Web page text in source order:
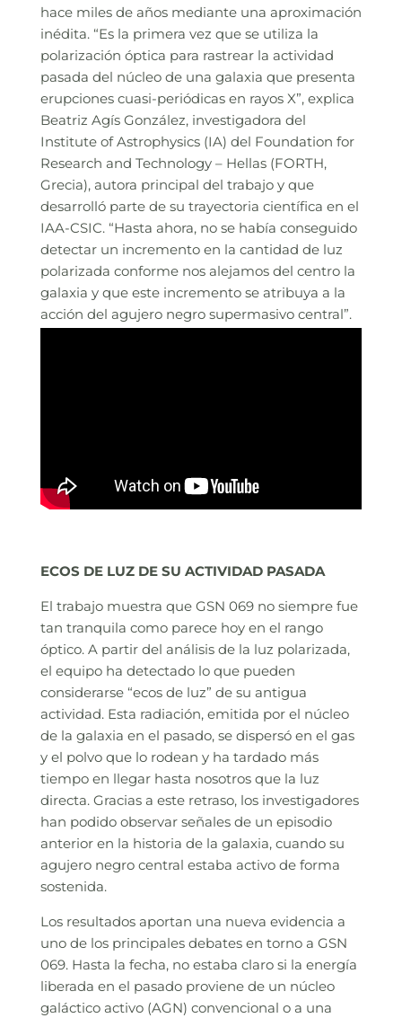
hace miles de años mediante una aproximación
inédita. “Es la primera vez que se utiliza la
polarización óptica para rastrear la actividad
pasada del núcleo de una galaxia que presenta
erupciones cuasi-periódicas en rayos X”, explica
Beatriz Agís González, investigadora del
Institute of Astrophysics (IA) del Foundation for
Research and Technology – Hellas (FORTH,
Grecia), autora principal del trabajo y que
desarrolló parte de su trayectoria científica en el
IAA-CSIC. “Hasta ahora, no se había conseguido
detectar un incremento en la cantidad de luz
polarizada conforme nos alejamos del centro la
galaxia y que este incremento se atribuya a la
acción del agujero negro supermasivo central”.
ECOS DE LUZ DE SU ACTIVIDAD PASADA
El trabajo muestra que GSN 069 no siempre fue
tan tranquila como parece hoy en el rango
óptico. A partir del análisis de la luz polarizada,
el equipo ha detectado lo que pueden
considerarse “ecos de luz” de su antigua
actividad. Esta radiación, emitida por el núcleo
de la galaxia en el pasado, se dispersó en el gas
y el polvo que lo rodean y ha tardado más
tiempo en llegar hasta nosotros que la luz
directa. Gracias a este retraso, los investigadores
han podido observar señales de un episodio
anterior en la historia de la galaxia, cuando su
agujero negro central estaba activo de forma
sostenida.
Los resultados aportan una nueva evidencia a
uno de los principales debates en torno a GSN
069. Hasta la fecha, no estaba claro si la energía
liberada en el pasado proviene de un núcleo
galáctico activo (AGN) convencional o a una